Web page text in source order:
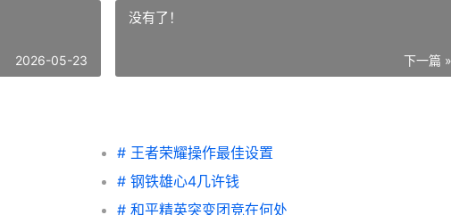
2026-05-23
没有了！
下一篇 »
# 王者荣耀操作最佳设置
# 钢铁雄心4几许钱
# 和平精英突变团竞在何处